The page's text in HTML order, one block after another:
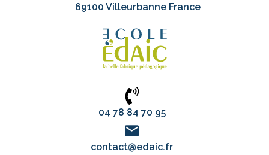
69100 Villeurbanne France
04 78 84 70 95
contact@edaic.fr